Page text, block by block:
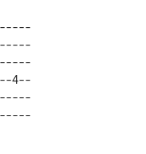
4--